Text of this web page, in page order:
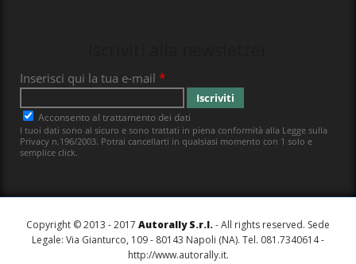
Copyright © 2013 - 2017 Autorally S.r.l.- All rights reserved. Sede
Legale: Via Gianturco, 109 - 80143 Napoli (NA). Tel. 081.7340614 -
http://www.autorally.it.